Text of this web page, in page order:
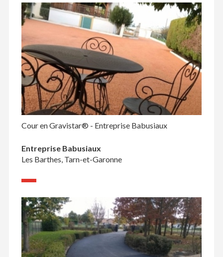
Cour en Gravistar® - Entreprise Babusiaux
Entreprise Babusiaux
Les Barthes, Tarn-et-Garonne